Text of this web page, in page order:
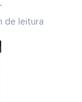
de leitura